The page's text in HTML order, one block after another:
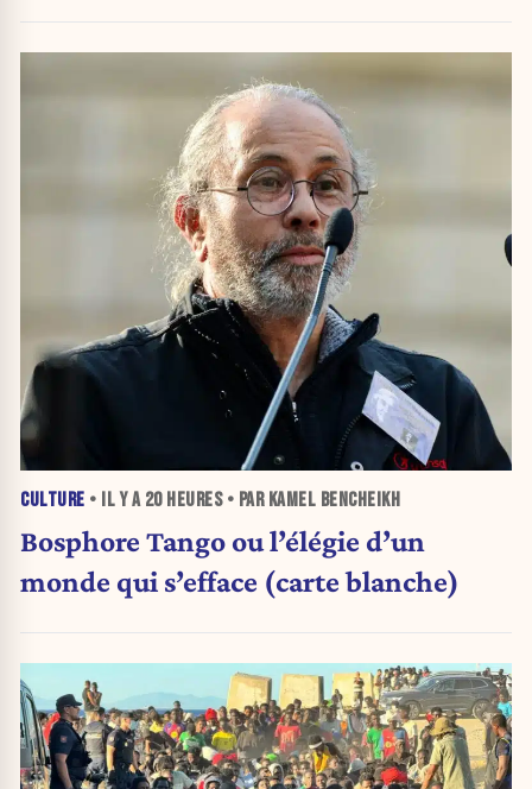
CULTURE • IL Y A 20 HEURES• PAR KAMEL BENCHEIKH
Bosphore Tango ou l’élégie d’un
monde qui s’efface (carte blanche)